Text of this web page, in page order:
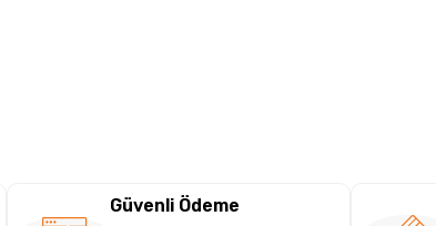
Güvenli Ödeme